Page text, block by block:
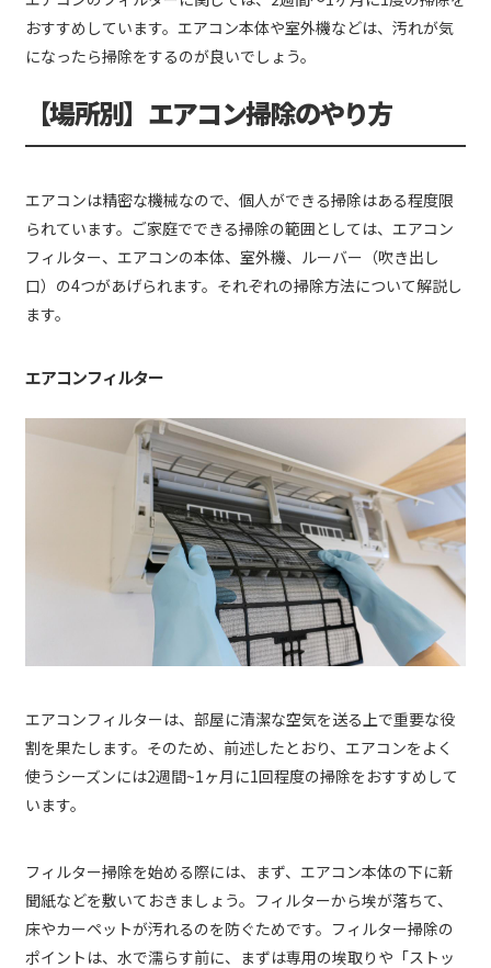
おすすめしています。エアコン本体や室外機などは、汚れが気
になったら掃除をするのが良いでしょう。
【場所別】エアコン掃除のやり方
エアコンは精密な機械なので、個人ができる掃除はある程度限
られています。ご家庭でできる掃除の範囲としては、エアコン
フィルター、エアコンの本体、室外機、ルーバー（吹き出し
口）の4つがあげられます。それぞれの掃除方法について解説し
ます。
エアコンフィルター
エアコンフィルターは、部屋に清潔な空気を送る上で重要な役
割を果たします。そのため、前述したとおり、エアコンをよく
使うシーズンには2週間~1ヶ月に1回程度の掃除をおすすめして
います。
フィルター掃除を始める際には、まず、エアコン本体の下に新
聞紙などを敷いておきましょう。フィルターから埃が落ちて、
床やカーペットが汚れるのを防ぐためです。フィルター掃除の
ポイントは、水で濡らす前に、まずは専用の埃取りや「ストッ